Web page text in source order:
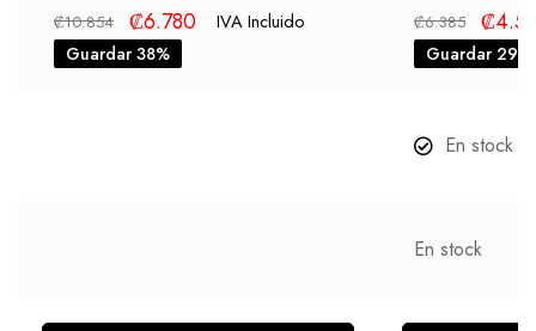
₡10.854 ₡6.780
IVA Incluido
Guardar 38%
₡6.385 ₡
Guardar 29%
En stock
En stock